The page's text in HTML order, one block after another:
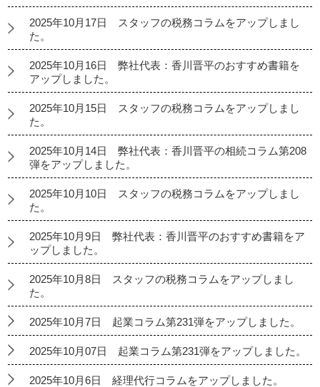
2025年10月17日 スタッフの税務コラムをアップしまし
た。
2025年10月16日 弊社代表：香川晋平のおすすめ書籍を
アップしました。
2025年10月15日 スタッフの税務コラムをアップしまし
た。
2025年10月14日 弊社代表：香川晋平の相続コラム第208
弾をアップしました。
2025年10月10日 スタッフの税務コラムをアップしまし
た。
2025年10月9日 弊社代表：香川晋平のおすすめ書籍をア
ップしました。
2025年10月8日 スタッフの税務コラムをアップしまし
た。
2025年10月7日 起業コラム第231弾をアップしました。
2025年10月07日 起業コラム第231弾をアップしました。
2025年10月6日 経理代行コラムをアップしました。